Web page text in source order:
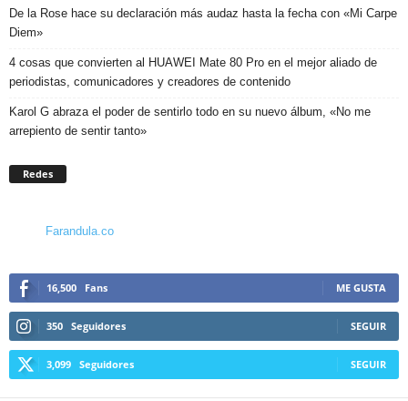
De la Rose hace su declaración más audaz hasta la fecha con «Mi Carpe
Diem»
4 cosas que convierten al HUAWEI Mate 80 Pro en el mejor aliado de
periodistas, comunicadores y creadores de contenido
Karol G abraza el poder de sentirlo todo en su nuevo álbum, «No me
arrepiento de sentir tanto»
Redes
Farandula.co
16,500 Fans ME GUSTA
350 Seguidores SEGUIR
3,099 Seguidores SEGUIR